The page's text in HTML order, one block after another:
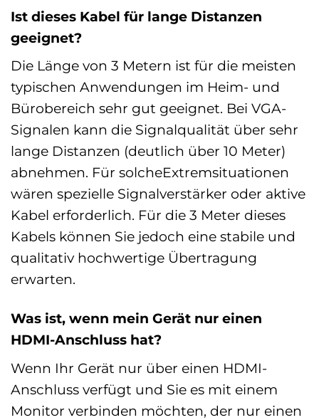
Ist dieses Kabel für lange Distanzen
geeignet?
Die Länge von 3 Metern ist für die meisten
typischen Anwendungen im Heim- und
Bürobereich sehr gut geeignet. Bei VGA-
Signalen kann die Signalqualität über sehr
lange Distanzen (deutlich über 10 Meter)
abnehmen. Für solcheExtremsituationen
wären spezielle Signalverstärker oder aktive
Kabel erforderlich. Für die 3 Meter dieses
Kabels können Sie jedoch eine stabile und
qualitativ hochwertige Übertragung
erwarten.
Was ist, wenn mein Gerät nur einen
HDMI-Anschluss hat?
Wenn Ihr Gerät nur über einen HDMI-
Anschluss verfügt und Sie es mit einem
Monitor verbinden möchten, der nur einen